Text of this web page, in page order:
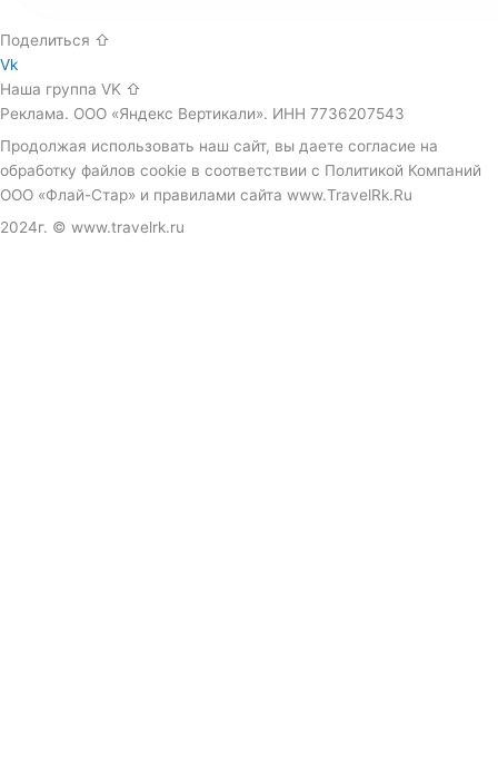
Поделиться ⇧
Vk
Наша группа VK ⇧
Реклама. ООО «Яндекс Вертикали». ИНН 7736207543
Продолжая использовать наш сайт, вы даете согласие на
обработку файлов cookie в соответствии с Политикой Компаний
ООО «Флай-Стар» и правилами сайта www.TravelRk.Ru
2024г. © www.travelrk.ru